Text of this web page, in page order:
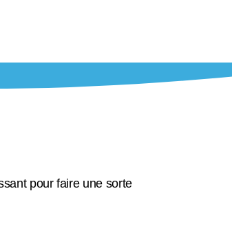
pour faire une sorte